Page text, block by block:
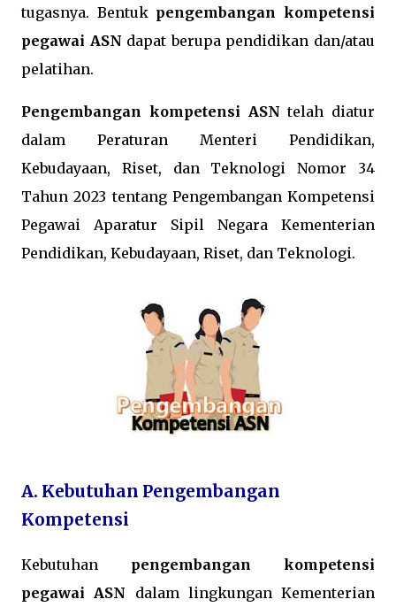
tugasnya. Bentuk pengembangan kompetensi
pegawai ASN dapat berupa pendidikan dan/atau
pelatihan.
Pengembangan kompetensi ASN telah diatur
dalam Peraturan Menteri Pendidikan,
Kebudayaan, Riset, dan Teknologi Nomor 34
Tahun 2023 tentang Pengembangan Kompetensi
Pegawai Aparatur Sipil Negara Kementerian
Pendidikan, Kebudayaan, Riset, dan Teknologi.
A. Kebutuhan Pengembangan
Kompetensi
Kebutuhan pengembangan kompetensi
pegawai ASN dalam lingkungan Kementerian